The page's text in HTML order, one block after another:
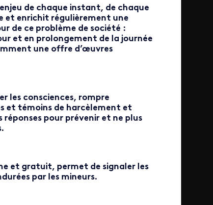
de chaque instant, de chaque
et enrichit régulièrement une
de ce problème de société :
et en prolongement de la journée
une offre d’œuvres
les consciences, rompre
et témoins de harcèlement et
pour prévenir et ne plus
et gratuit, permet de signaler les
par les mineurs.